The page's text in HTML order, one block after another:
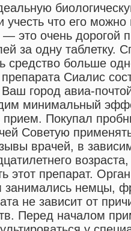
что его
это очень дорогой
за одну таблетку.
средство больше
Сиалис
Ваш город авиа-
минимальный
Покупал
Советую
врачей, в
возраста,
этот препарат.
занимались немцы,
не зависит от
Перед началом